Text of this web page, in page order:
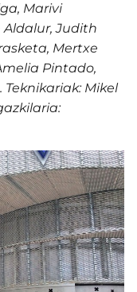
Marivi
Aldalur, Judith
Mertxe
Pintado,
Mikel